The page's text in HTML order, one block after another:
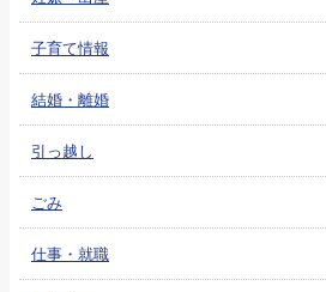
子育て情報
結婚・離婚
引っ越し
ごみ
仕事・就職